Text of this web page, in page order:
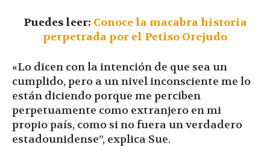
Puedes leer: Conoce la macabra historia
perpetrada por el Petiso Orejudo
«Lo dicen con la intención de que sea un
cumplido, pero a un nivel inconsciente me lo
están diciendo porque me perciben
perpetuamente como extranjero en mi
propio país, como si no fuera un verdadero
estadounidense”, explica Sue.